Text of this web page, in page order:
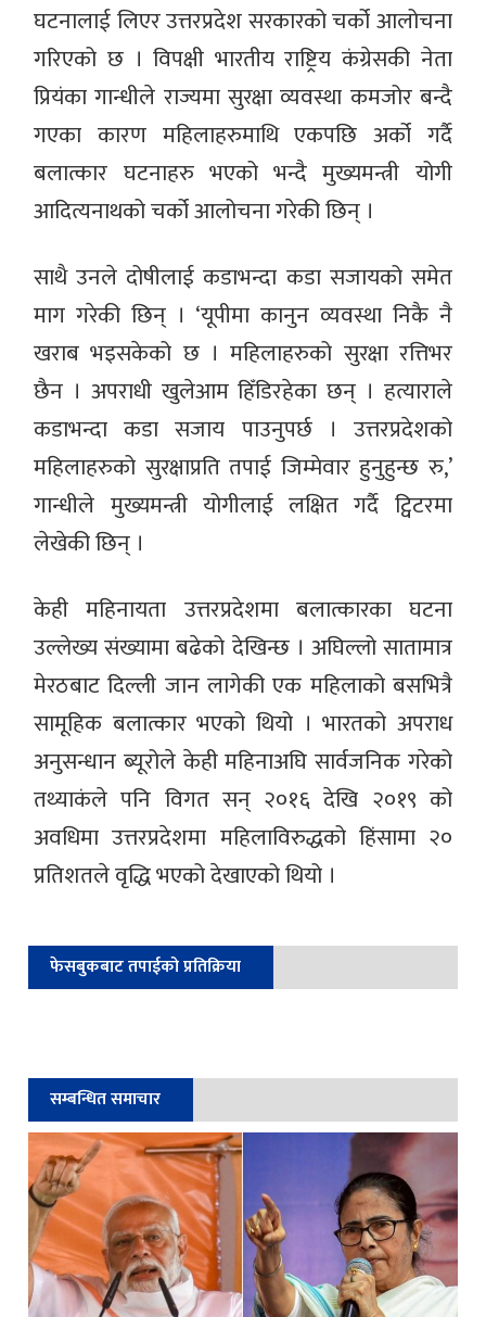
घटनालाई लिएर उत्तरप्रदेश सरकारको चर्को आलोचना
गरिएको छ । विपक्षी भारतीय राष्ट्रिय कंग्रेसकी नेता
प्रियंका गान्धीले राज्यमा सुरक्षा व्यवस्था कमजोर बन्दै
गएका कारण महिलाहरुमाथि एकपछि अर्को गर्दै
बलात्कार घटनाहरु भएको भन्दै मुख्यमन्त्री योगी
आदित्यनाथको चर्को आलोचना गरेकी छिन् ।
साथै उनले दोषीलाई कडाभन्दा कडा सजायको समेत
माग गरेकी छिन् । ‘यूपीमा कानुन व्यवस्था निकै नै
खराब भइसकेको छ । महिलाहरुको सुरक्षा रत्तिभर
छैन । अपराधी खुलेआम हिँडिरहेका छन् । हत्याराले
कडाभन्दा कडा सजाय पाउनुपर्छ । उत्तरप्रदेशको
महिलाहरुको सुरक्षाप्रति तपाई जिम्मेवार हुनुहुन्छ रु,’
गान्धीले मुख्यमन्त्री योगीलाई लक्षित गर्दै ट्विटरमा
लेखेकी छिन् ।
केही महिनायता उत्तरप्रदेशमा बलात्कारका घटना
उल्लेख्य संख्यामा बढेको देखिन्छ । अघिल्लो सातामात्र
मेरठबाट दिल्ली जान लागेकी एक महिलाको बसभित्रै
सामूहिक बलात्कार भएको थियो । भारतको अपराध
अनुसन्धान ब्यूरोले केही महिनाअघि सार्वजनिक गरेको
तथ्याकंले पनि विगत सन् २०१६ देखि २०१९ को
अवधिमा उत्तरप्रदेशमा महिलाविरुद्धको हिंसामा २०
प्रतिशतले वृद्धि भएको देखाएको थियो ।
फेसबुकबाट तपाईको प्रतिक्रिया
सम्बन्धित समाचार